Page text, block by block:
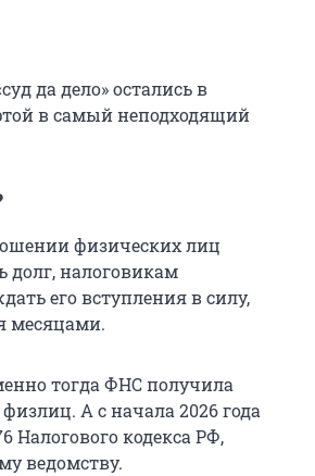
да дело» остались в
в самый неподходящий
физических лиц
долг, налоговикам
его вступления в силу,
месяцами.
тогда ФНС получила
А с начала 2026 года
Налогового кодекса РФ,
ведомству.